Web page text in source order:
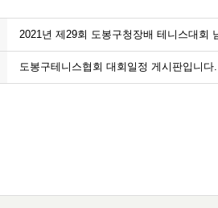
2021년 제29회 도봉구청장배 테니스대회
도봉구테니스협회 대회일정 게시판입니다.